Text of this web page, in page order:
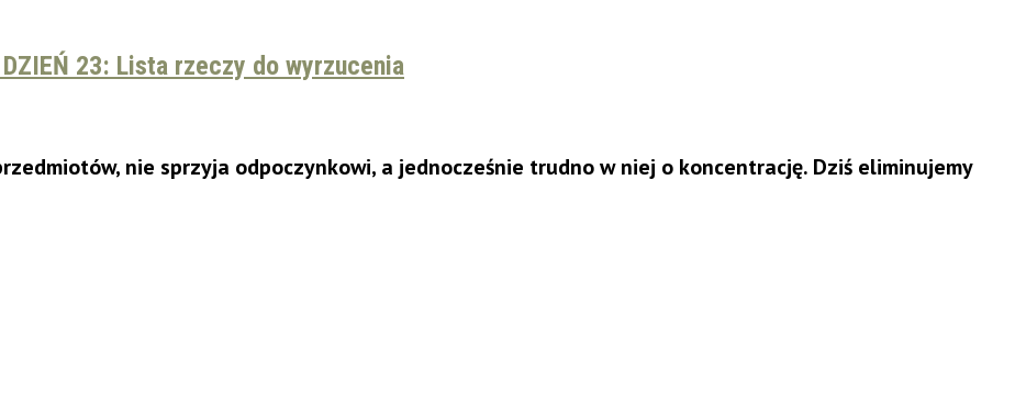
23: Lista rzeczy do wyrzucenia
nie sprzyja odpoczynkowi, a jednocześnie trudno w niej o koncentrację. Dziś eliminujemy